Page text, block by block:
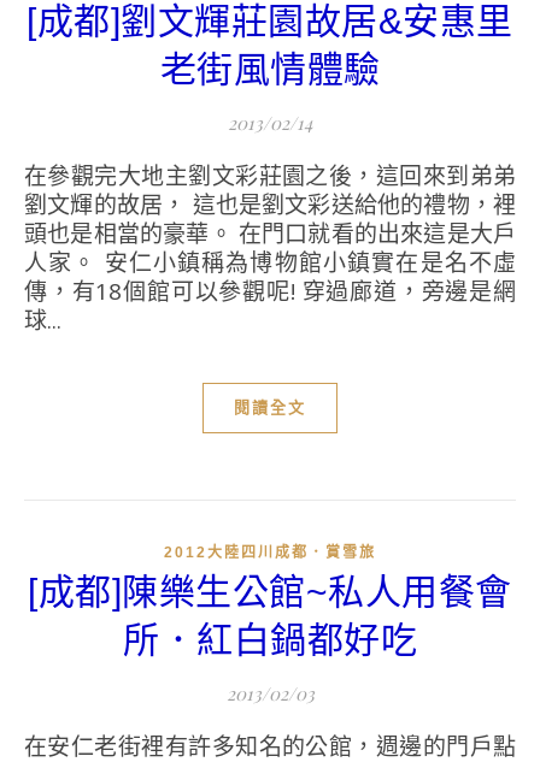
[成都]劉文輝莊園故居&安惠里
老街風情體驗
2013/02/14
在參觀完大地主劉文彩莊園之後，這回來到弟弟
劉文輝的故居， 這也是劉文彩送給他的禮物，裡
頭也是相當的豪華。 在門口就看的出來這是大戶
人家。 安仁小鎮稱為博物館小鎮實在是名不虛
傳，有18個館可以參觀呢! 穿過廊道，旁邊是網
球...
閱讀全文
2012大陸四川成都．賞雪旅
[成都]陳樂生公館~私人用餐會
所．紅白鍋都好吃
2013/02/03
在安仁老街裡有許多知名的公館，週邊的門戶點